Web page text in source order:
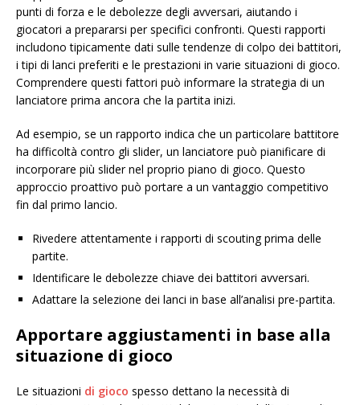
punti di forza e le debolezze degli avversari, aiutando i
giocatori a prepararsi per specifici confronti. Questi rapporti
includono tipicamente dati sulle tendenze di colpo dei battitori,
i tipi di lanci preferiti e le prestazioni in varie situazioni di gioco.
Comprendere questi fattori può informare la strategia di un
lanciatore prima ancora che la partita inizi.
Ad esempio, se un rapporto indica che un particolare battitore
ha difficoltà contro gli slider, un lanciatore può pianificare di
incorporare più slider nel proprio piano di gioco. Questo
approccio proattivo può portare a un vantaggio competitivo
fin dal primo lancio.
Rivedere attentamente i rapporti di scouting prima delle
partite.
Identificare le debolezze chiave dei battitori avversari.
Adattare la selezione dei lanci in base all’analisi pre-partita.
Apportare aggiustamenti in base alla
situazione di gioco
Le situazioni di gioco spesso dettano la necessità di